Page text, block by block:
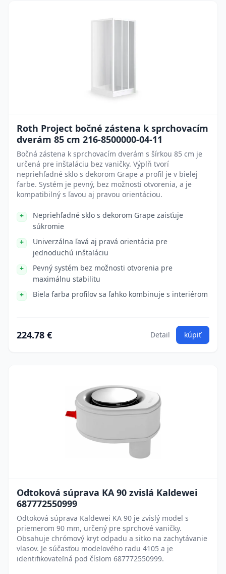
Roth Project bočné zástena k sprchovacím
dverám 85 cm 216-8500000-04-11
Bočná zástena k sprchovacím dverám s šírkou 85 cm je
určená pre inštaláciu bez vaničky. Výplň tvorí
nepriehľadné sklo s dekorom Grape a profil je v bielej
farbe. Systém je pevný, bez možnosti otvorenia, a je
kompatibilný s ľavou aj pravou orientáciou.
Nepriehľadné sklo s dekorom Grape zaisťuje
súkromie
Univerzálna ľavá aj pravá orientácia pre
jednoduchú inštaláciu
Pevný systém bez možnosti otvorenia pre
maximálnu stabilitu
Biela farba profilov sa ľahko kombinuje s interiérom
224.78 € Detail kúpiť
Odtoková súprava KA 90 zvislá Kaldewei
687772550999
Odtoková súprava Kaldewei KA 90 je zvislý model s
priemerom 90 mm, určený pre sprchové vaničky.
Obsahuje chrómový kryt odpadu a sitko na zachytávanie
vlasov. Je súčasťou modelového radu 4105 a je
identifikovateľná pod číslom 687772550999.